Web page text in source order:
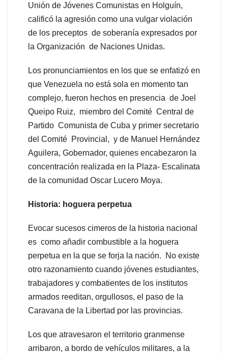
Unión de Jóvenes Comunistas en Holguín,
calificó la agresión como una vulgar violación
de los preceptos de soberanía expresados por
la Organización de Naciones Unidas.
Los pronunciamientos en los que se enfatizó en
que Venezuela no está sola en momento tan
complejo, fueron hechos en presencia de Joel
Queipo Ruiz, miembro del Comité Central de
Partido Comunista de Cuba y primer secretario
del Comité Provincial, y de Manuel Hernández
Aguilera, Gobernador, quienes encabezaron la
concentración realizada en la Plaza- Escalinata
de la comunidad Oscar Lucero Moya.
Historia: hoguera perpetua
Evocar sucesos cimeros de la historia nacional
es como añadir combustible a la hoguera
perpetua en la que se forja la nación. No existe
otro razonamiento cuando jóvenes estudiantes,
trabajadores y combatientes de los institutos
armados reeditan, orgullosos, el paso de la
Caravana de la Libertad por las provincias.
Los que atravesaron el territorio granmense
arribaron, a bordo de vehículos militares, a la